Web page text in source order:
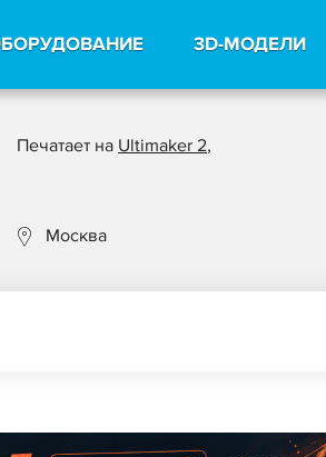
3D-МОДЕЛИ
Печатает на Ultimaker 2,
Москва